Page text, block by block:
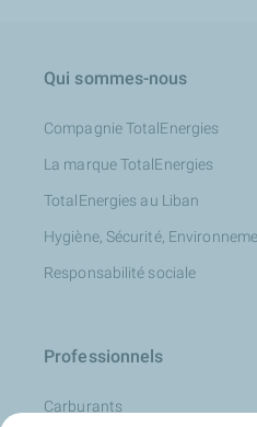
Qui sommes-nous
Compagnie TotalEnergies
La marque TotalEnergies
TotalEnergies au Liban
Hygiène, Sécurité,
Responsabilité sociale
Professionnels
Carburants